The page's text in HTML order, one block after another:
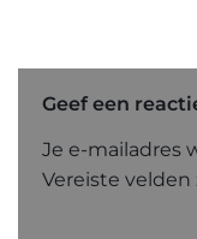
Geef een
Je e-mailadres
Vereiste